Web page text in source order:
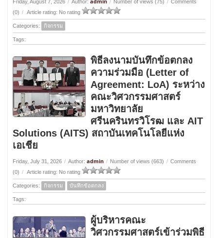
Friday, August 7, 2026 / Author: / Number of views (75) / Comments
(0) / Article rating: No rating
Categories: กิจกรรม
Tags:
พิธีลงนามบันทึกข้อตกลง
ความร่วมมือ (Letter of
Agreement: LoA) ระหว่าง
คณะวิศวกรรมศาสตร์
มหาวิทยาลัย
ศรีนครินทรวิโรฒ และ AIT
Solutions (AITS) สถาบันเทคโนโลยีแห่ง
เอเชีย
Friday, July 31, 2026 / Author: admin / Number of views (663) / Comments
(0) / Article rating: No rating
Categories: กิจกรรม บันทึกข้อตกลง
Tags:
ผู้บริหารคณะ
วิศวกรรมศาสตร์เข้าร่วมพิธี